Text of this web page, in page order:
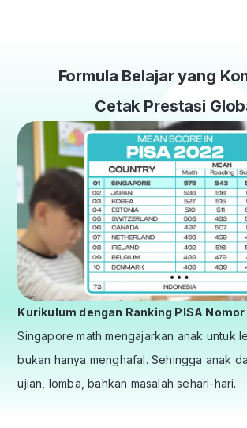
Formula Belajar yang
Cetak Prestasi
Kurikulum dengan Ranking PISA Nomor
Singapore math mengajarkan anak untuk
bukan hanya menghafal. Sehingga anak
ujian, lomba, bahkan masalah sehari-hari.